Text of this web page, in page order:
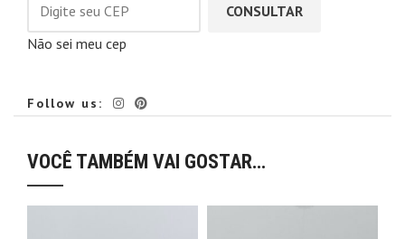
CONSULTAR
Não sei meu cep
Follow us:
VOCÊ TAMBÉM VAI GOSTAR…